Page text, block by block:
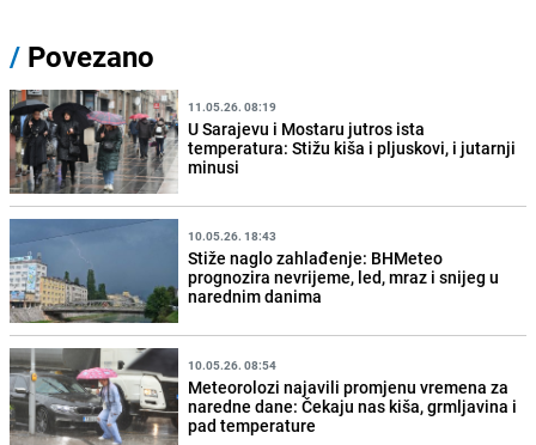
/ Povezano
11.05.26. 08:19
U Sarajevu i Mostaru jutros ista
temperatura: Stižu kiša i pljuskovi, i jutarnji
minusi
10.05.26. 18:43
Stiže naglo zahlađenje: BHMeteo
prognozira nevrijeme, led, mraz i snijeg u
narednim danima
10.05.26. 08:54
Meteorolozi najavili promjenu vremena za
naredne dane: Čekaju nas kiša, grmljavina i
pad temperature